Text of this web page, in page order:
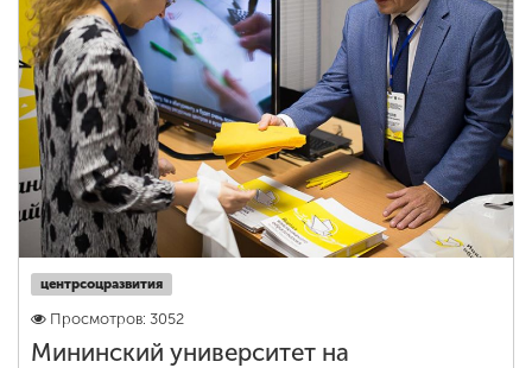
центрсоцразвития
Просмотров: 3052
Мининский университет на